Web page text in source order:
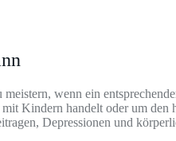
wenn ein
Kindern handelt oder um
Depressionen und